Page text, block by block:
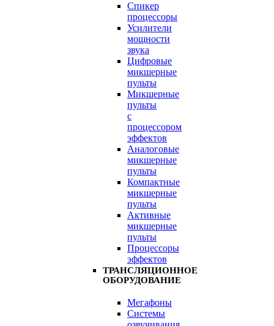
Спикер
процессоры
Усилители
мощности
звука
Цифровые
микшерные
пульты
Микшерные
пульты
с
процессором
эффектов
Аналоговые
микшерные
пульты
Компактные
микшерные
пульты
Активные
микшерные
пульты
Процессоры
эффектов
ТРАНСЛЯЦИОННОЕ
ОБОРУДОВАНИЕ
Мегафоны
Системы